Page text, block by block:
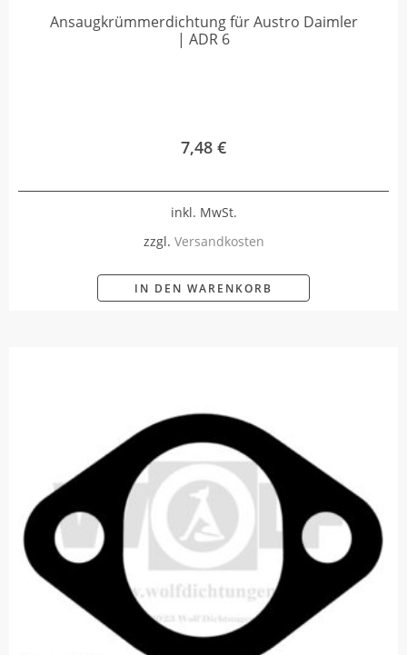
Ansaugkrümmerdichtung für Austro Daimler
| ADR 6
7,48 €
inkl. MwSt.
zzgl. Versandkosten
IN DEN WARENKORB